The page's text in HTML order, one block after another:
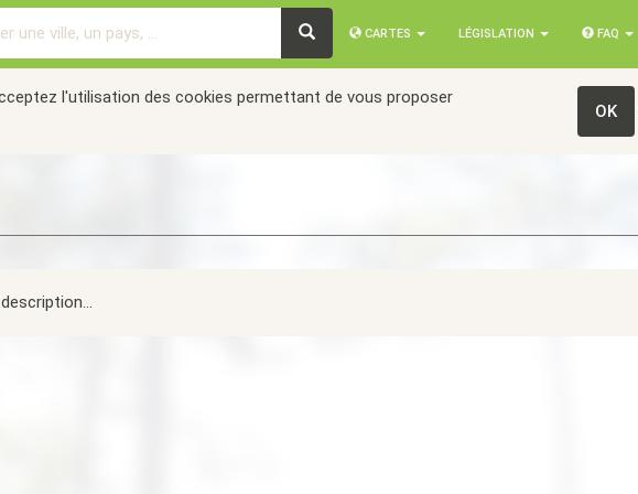
CARTES LÉGISLATION FAQ
l'utilisation des cookies permettant de vous proposer
OK